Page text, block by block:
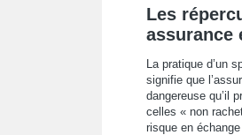
Les
assurance
La pratique d’un
signifie que
dangereuse qu’il
celles « non
risque en